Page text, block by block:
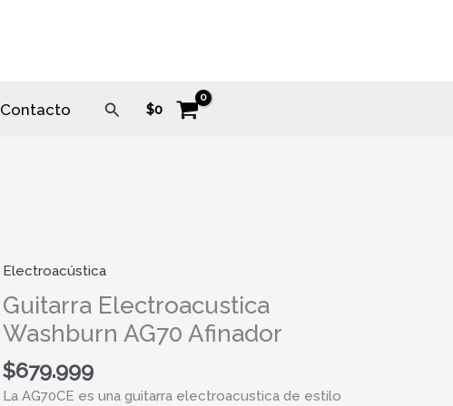
Contacto Buscar
$0
Electroacústica
Guitarra Electroacustica
Washburn AG70 Afinador
$679.999
La AG70CE es una guitarra electroacustica de estilo
Guitarra
Electroacustica
Washburn
AG70
Afinador
cantidad